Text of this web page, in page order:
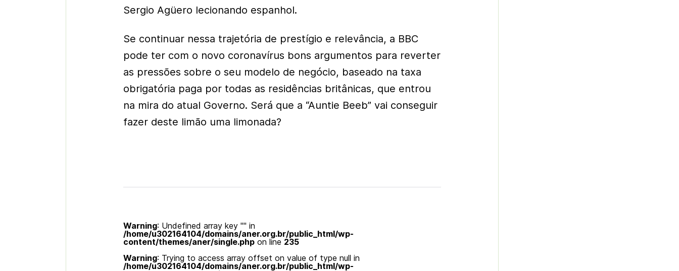
Sergio Agüero lecionando espanhol.
Se continuar nessa trajetória de prestígio e relevância, a BBC
pode ter com o novo coronavírus bons argumentos para reverter
as pressões sobre o seu modelo de negócio, baseado na taxa
obrigatória paga por todas as residências britânicas, que entrou
na mira do atual Governo. Será que a “Auntie Beeb” vai conseguir
fazer deste limão uma limonada?
Warning: Undefined array key "" in
/home/u302164104/domains/aner.org.br/public_html/wp-
content/themes/aner/single.php on line 235
Warning: Trying to access array offset on value of type null in
/home/u302164104/domains/aner.org.br/public_html/wp-